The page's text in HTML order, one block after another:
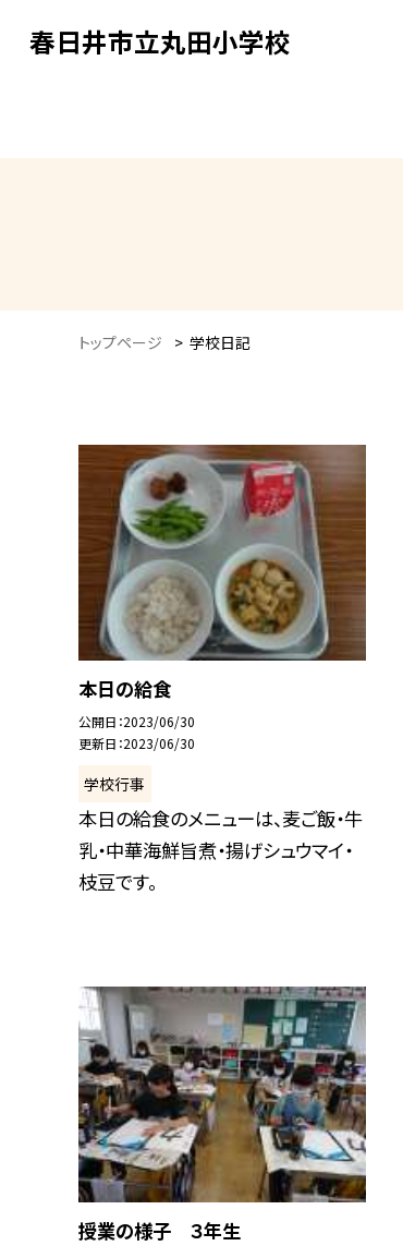
春日井市立丸田小学校
トップページ > 学校日記
本日の給食
公開日 2023/06/30
更新日 2023/06/30
学校行事
本日の給食のメニューは、麦ご飯・牛
乳・中華海鮮旨煮・揚げシュウマイ・
枝豆です。
授業の様子 ３年生